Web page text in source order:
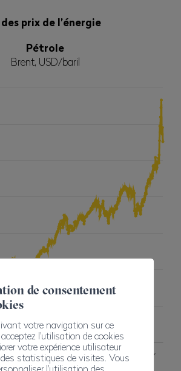
prix de l’énergie
Pétrole
Brent, USD/baril
de consentement
votre navigation sur ce
l'utilisation de cookies
votre expérience utilisateur
statistiques de visites. Vous
l'utilisation des